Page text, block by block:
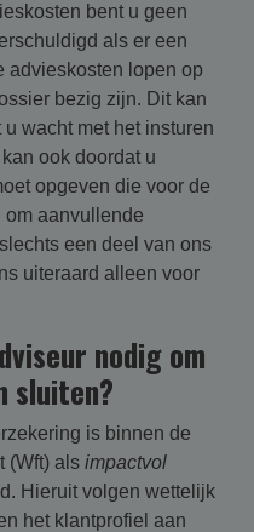
bent u geen
als er een
advieskosten lopen op
bezig zijn. Dit kan
wacht met het insturen
ook doordat u
opgeven die voor de
aanvullende
een deel van ons
uiteraard alleen voor
nodig om
sluiten?
is binnen de
(Wft) als impactvol
Hieruit volgen wettelijk
het klantprofiel aan